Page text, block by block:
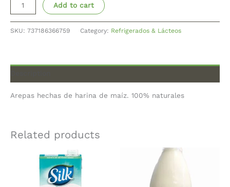
Add to cart
SKU: 737186366759 Category: Refrigerados & Lácteos
Arepas hechas de harina de maíz. 100% naturales
Related products